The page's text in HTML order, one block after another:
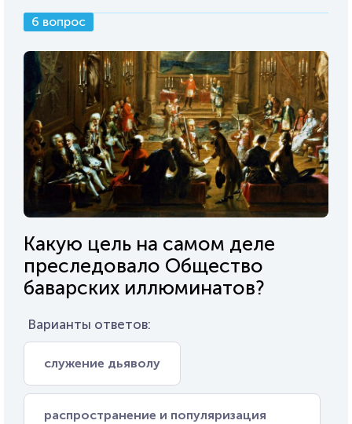
6 вопрос
Какую цель на самом деле
преследовало Общество
баварских иллюминатов?
Варианты ответов:
служение дьяволу
распространение и популяризация